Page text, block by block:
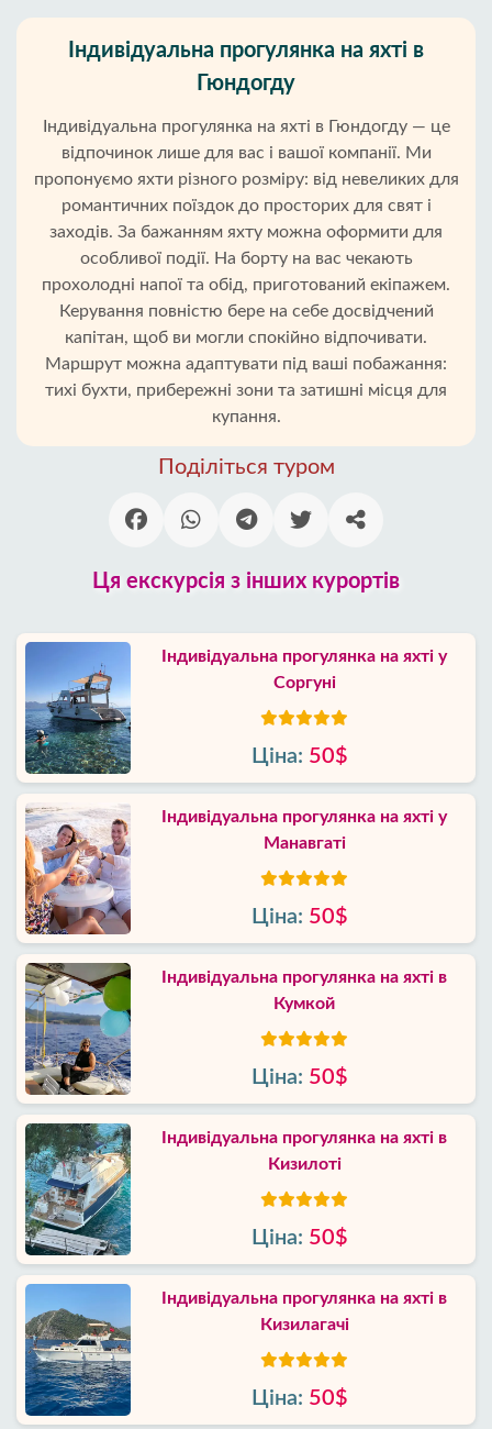
Індивідуальна прогулянка на яхті в
Гюндогду
Індивідуальна прогулянка на яхті в Гюндогду — це
відпочинок лише для вас і вашої компанії. Ми
пропонуємо яхти різного розміру: від невеликих для
романтичних поїздок до просторих для свят і
заходів. За бажанням яхту можна оформити для
особливої події. На борту на вас чекають
прохолодні напої та обід, приготований екіпажем.
Керування повністю бере на себе досвідчений
капітан, щоб ви могли спокійно відпочивати.
Маршрут можна адаптувати під ваші побажання:
тихі бухти, прибережні зони та затишні місця для
купання.
Поділіться туром
Ця екскурсія з інших курортів
Індивідуальна прогулянка на яхті у
Соргуні
Ціна: 50$
Індивідуальна прогулянка на яхті у
Манавгаті
Ціна: 50$
Індивідуальна прогулянка на яхті в
Кумкой
Ціна: 50$
Індивідуальна прогулянка на яхті в
Кизилоті
Ціна: 50$
Індивідуальна прогулянка на яхті в
Кизилагачі
Ціна: 50$